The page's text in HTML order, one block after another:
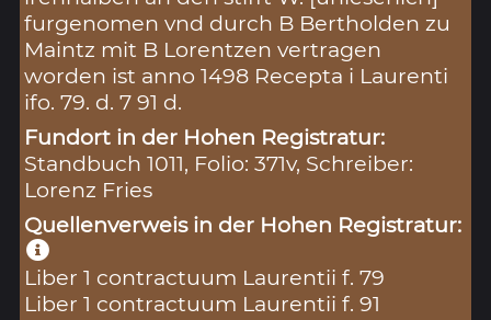
furgenomen vnd durch B Bertholden zu
Maintz mit B Lorentzen vertragen
worden ist anno 1498 Recepta i Laurenti
ifo. 79. d. 7 91 d.
Fundort in der Hohen Registratur:
Standbuch 1011, Folio: 371v, Schreiber:
Lorenz Fries
Quellenverweis in der Hohen Registratur:
Liber 1 contractuum Laurentii f. 79
Liber 1 contractuum Laurentii f. 91